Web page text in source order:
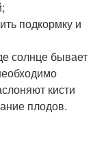
подкормку и
солнце бывает
кисти
плодов.